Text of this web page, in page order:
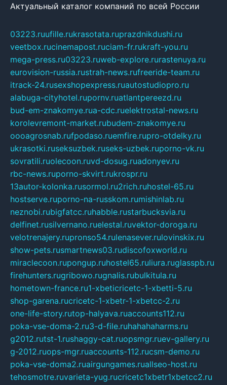
Актуальный каталог компаний по всей России
03223.ruufille.rukrasotata.ruprazdnikdushi.ru
veetbox.rucinemapost.ruciam-fr.rukraft-you.ru
mega-press.ru03223.ruweb-explore.rurastenuya.ru
eurovision-russia.rustrah-news.rufreeride-team.ru
itrack-24.rusexshopexpress.ruautostudiopro.ru
alabuga-cityhotel.rupornv.ruatlantpereezd.ru
bud-em-znakomye.rua-cdc.ruelektrostal-news.ru
korolevremont-market.rubudem-znakomye.ru
oooagrosnab.rufpodaso.ruemfire.rupro-otdelky.ru
ukrasotki.ruseksuzbek.ruseks-uzbek.ruporno-vk.ru
sovratili.ruolecoon.ruvd-dosug.ruadonyev.ru
rbc-news.ruporno-skvirt.rukrospr.ru
13autor-kolonka.rusormol.ru2rich.ruhostel-65.ru
hostserve.ruporno-na-russkom.rumishinlab.ru
neznobi.rubigfatcc.ruhabble.rustarbucksvia.ru
delfinet.rusilvernano.ruelestal.ruvektor-doroga.ru
velotrenajery.rupronso54.rulenasever.rulovinskix.ru
show-pets.rusmartnews03.rudiscofoxworld.ru
miraclecoon.rupongup.ruhostel65.ruliura.ruglasspb.ru
firehunters.rugribowo.rugnalis.rubulkitula.ru
hometown-france.ru1-xbeticricetc-1-xbetti-5.ru
shop-garena.rucricetc-1-xbetr-1-xbetcc-2.ru
one-life-story.rutop-halyava.ruaccounts112.ru
poka-vse-doma-2.ru3-d-file.ruhahahaharms.ru
g2012.rutst-1.rushaggy-cat.ruopsmgr.ruev-gallery.ru
g-2012.ruops-mgr.ruaccounts-112.rucsm-demo.ru
poka-vse-doma2.ruairgungames.ruallseo-host.ru
tehosmotre.ruvarieta-yug.rucricetc1xbetr1xbetcc2.ru